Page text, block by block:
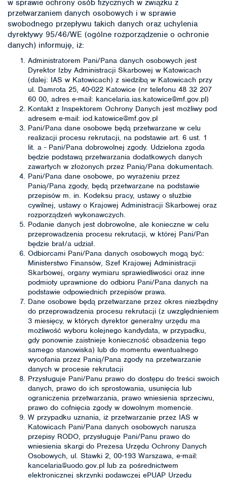
w sprawie ochrony osób fizycznych w związku z
przetwarzaniem danych osobowych i w sprawie
swobodnego przepływu takich danych oraz uchylenia
dyrektywy 95/46/WE (ogólne rozporządzenie o ochronie
danych) informuję, iż:
Administratorem Pani/Pana danych osobowych jest
Dyrektor Izby Administracji Skarbowej w Katowicach
(dalej: IAS w Katowicach) z siedzibą w Katowicach przy
ul. Damrota 25, 40-022 Katowice (nr telefonu 48 32 207
60 00, adres e-mail: kancelaria.ias.katowice@mf.gov.pl)
Kontakt z Inspektorem Ochrony Danych jest możliwy pod
adresem e-mail: iod.katowice@mf.gov.pl
Pani/Pana dane osobowe będą przetwarzane w celu
realizacji procesu rekrutacji, na podstawie art. 6 ust. 1
lit. a - Pani/Pana dobrowolnej zgody. Udzielona zgoda
będzie podstawą przetwarzania dodatkowych danych
zawartych w złożonych przez Panią/Pana dokumentach.
Pani/Pana dane osobowe, po wyrażeniu przez
Panią/Pana zgody, będą przetwarzane na podstawie
przepisów m. in. Kodeksu pracy, ustawy o służbie
cywilnej, ustawy o Krajowej Administracji Skarbowej oraz
rozporządzeń wykonawczych.
Podanie danych jest dobrowolne, ale konieczne w celu
przeprowadzenia procesu rekrutacji, w której Pani/Pan
będzie brał/a udział.
Odbiorcami Pani/Pana danych osobowych mogą być:
Ministerstwo Finansów, Szef Krajowej Administracji
Skarbowej, organy wymiaru sprawiedliwości oraz inne
podmioty uprawnione do odbioru Pani/Pana danych na
podstawie odpowiednich przepisów prawa.
Dane osobowe będą przetwarzane przez okres niezbędny
do przeprowadzenia procesu rekrutacji (z uwzględnieniem
3 miesięcy, w których dyrektor generalny urzędu ma
możliwość wyboru kolejnego kandydata, w przypadku,
gdy ponownie zaistnieje konieczność obsadzenia tego
samego stanowiska) lub do momentu ewentualnego
wycofania przez Panią/Pana zgody na przetwarzanie
danych w procesie rekrutacji
Przysługuje Pani/Panu prawo do dostępu do treści swoich
danych, prawo do ich sprostowania, usunięcia lub
ograniczenia przetwarzania, prawo wniesienia sprzeciwu,
prawo do cofnięcia zgody w dowolnym momencie.
W przypadku uznania, iż przetwarzanie przez IAS w
Katowicach Pani/Pana danych osobowych narusza
przepisy RODO, przysługuje Pani/Panu prawo do
wniesienia skargi do Prezesa Urzędu Ochrony Danych
Osobowych, ul. Stawki 2, 00-193 Warszawa, e-mail:
kancelaria@uodo.gov.pl lub za pośrednictwem
elektronicznej skrzynki podawczej ePUAP Urzędu